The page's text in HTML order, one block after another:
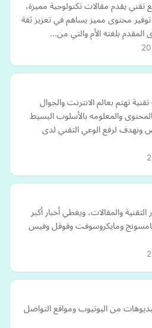
تقني يقدم مقالات تكنولوجية مميزة،
محتوى مميز يساهم في تعزيز ثقة
المقدم بلغته الأم والتي من…
تهتم بعالم الانترنت والجوال
والمعلومه بالأسلوب البسيط
ونهدف لرفع الوعي التقني لدى
التقنية والمقالات، ويغطي أخبار أكبر
ومايكروسوفت وقوقل وفيس
من اليوتيوب ومواقع التواصل